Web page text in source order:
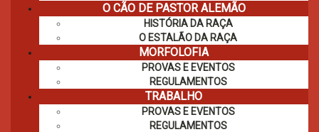
O CÃO DE PASTOR ALEMÃO
HISTÓRIA DA RAÇA
O ESTALÃO DA RAÇA
MORFOLOFIA
PROVAS E EVENTOS
REGULAMENTOS
TRABALHO
PROVAS E EVENTOS
REGULAMENTOS